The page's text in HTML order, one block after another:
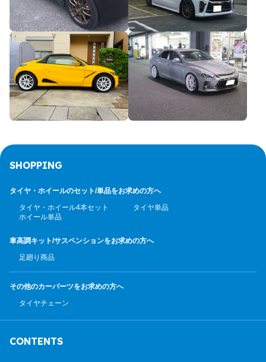
SHOPPING
タイヤ・ホイールのセット/単品をお求めの方へ
タイヤ・ホイール4本セット
タイヤ単品
ホイール単品
車高調キット/サスペンションをお求めの方へ
足廻り商品
その他のカーパーツをお求めの方へ
タイヤチェーン
CONTENTS